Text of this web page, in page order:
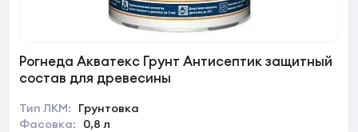
Рогнеда Акватекс Грунт Антисептик защитный
состав для древесины
Тип ЛКМ:
Грунтовка
Фасовка:
0,8 л